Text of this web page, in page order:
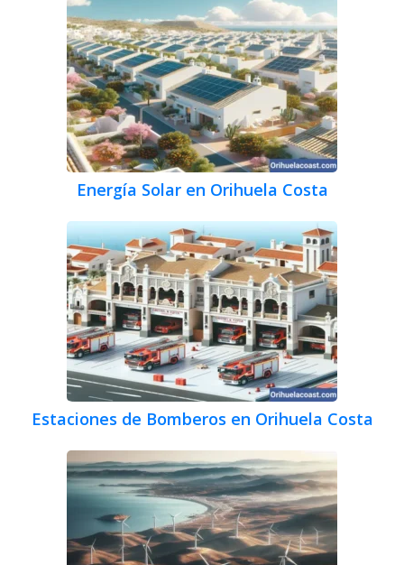
Energía Solar en Orihuela Costa
Estaciones de Bomberos en Orihuela Costa